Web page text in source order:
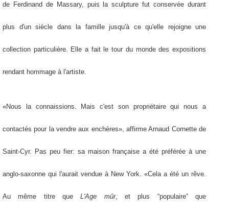
de Ferdinand de Massary, puis la sculpture fut conservée durant
plus d'un siècle dans la famille jusqu'à ce qu'elle rejoigne une
collection particulière. Elle a fait le tour du monde des expositions
rendant hommage à l'artiste.
«Nous la connaissions. Mais c'est son propriétaire qui nous a
contactés pour la vendre aux enchères», affirme Arnaud Cornette de
Saint-Cyr. Pas peu fier: sa maison française a été préférée à une
anglo-saxonne qui l'aurait vendue à New York. «Cela a été un rêve.
Au même titre queL'Age mûr, et plus “populaire” que